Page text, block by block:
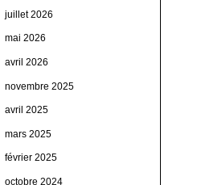
juillet 2026
mai 2026
avril 2026
novembre 2025
avril 2025
mars 2025
février 2025
octobre 2024